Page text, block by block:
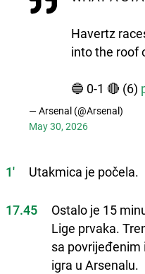
Havertz
into the roof
🔵 0-1 🔴 (6)
— Arsenal (@Arsenal)
May 30, 2026
1' Utakmica je počela.
17.45
Ostalo je 15
Lige prvaka.
sa povrijeđenim
igra u Arsenalu.